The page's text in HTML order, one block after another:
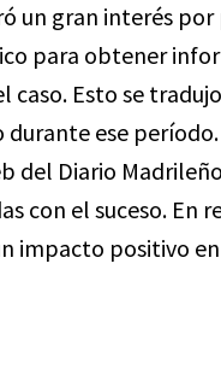
un gran interés
para obtener
Esto se
ese
del Diario
con el suceso. En
positivo en